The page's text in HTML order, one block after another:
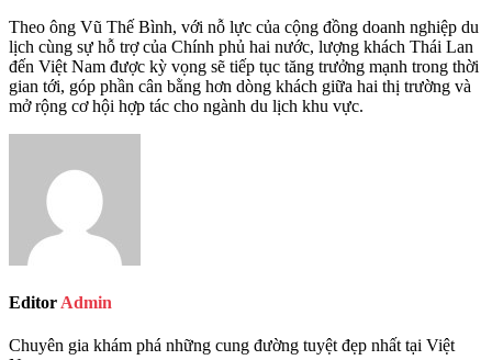
Theo ông Vũ Thế Bình, với nỗ lực của cộng đồng doanh nghiệp du
lịch cùng sự hỗ trợ của Chính phủ hai nước, lượng khách Thái Lan
đến Việt Nam được kỳ vọng sẽ tiếp tục tăng trưởng mạnh trong thời
gian tới, góp phần cân bằng hơn dòng khách giữa hai thị trường và
mở rộng cơ hội hợp tác cho ngành du lịch khu vực.
Editor Admin
Chuyên gia khám phá những cung đường tuyệt đẹp nhất tại Việt